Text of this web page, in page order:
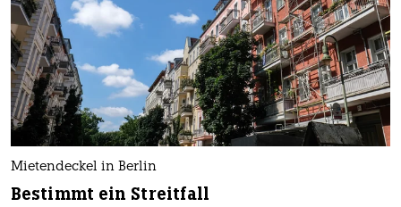
Mietendeckel in Berlin
Bestimmt ein Streitfall